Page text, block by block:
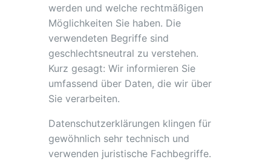
werden und welche rechtmäßigen
Möglichkeiten Sie haben. Die
verwendeten Begriffe sind
geschlechtsneutral zu verstehen.
Kurz gesagt: Wir informieren Sie
umfassend über Daten, die wir über
Sie verarbeiten.
Datenschutzerklärungen klingen für
gewöhnlich sehr technisch und
verwenden juristische Fachbegriffe.